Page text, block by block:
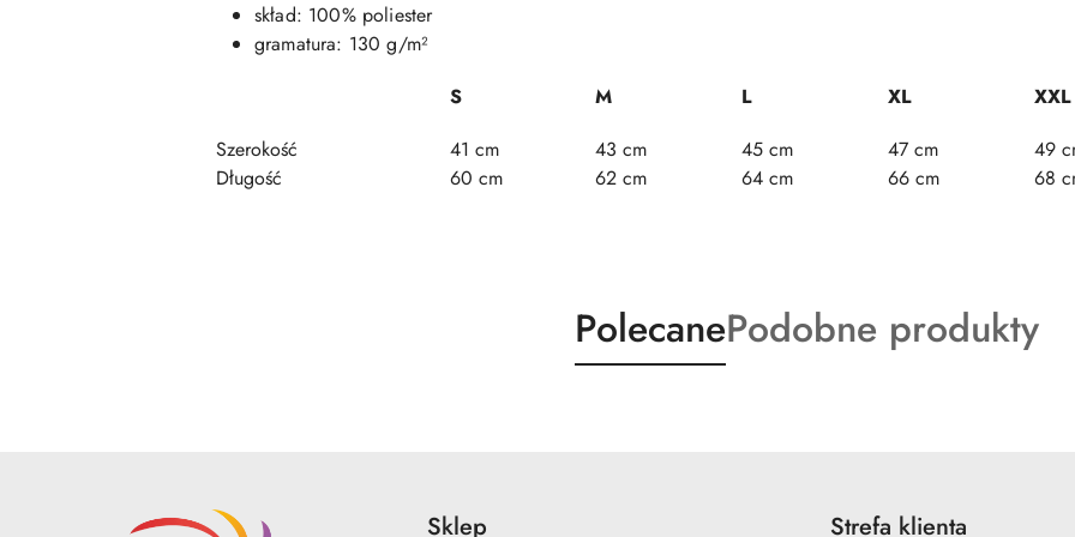
skład: 100% poliester
gramatura: 130 g/m²
S
M L XL
XXL
Szerokość
41 cm 43 cm 45 cm 47 cm
49
Długość
60 cm 62 cm 64 cm 66 cm 68
Produkty
o
PolecaneProdukty
o
Podobne produkty
Sklep Strefa klienta